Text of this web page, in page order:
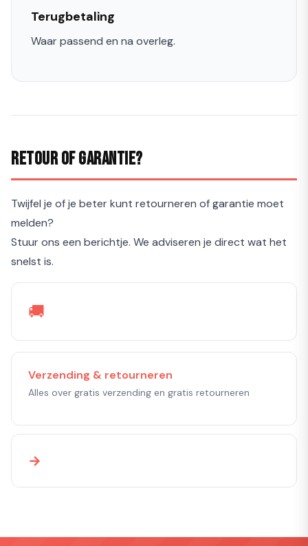
Terugbetaling
Waar passend en na overleg.
Retour of garantie?
Twijfel je of je beter kunt retourneren of garantie moet
melden?
Stuur ons een berichtje. We adviseren je direct wat het
snelst is.
🚚
Verzending & retourneren
Alles over gratis verzending en gratis retourneren
→